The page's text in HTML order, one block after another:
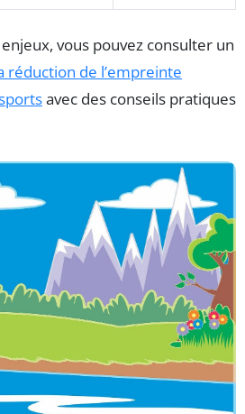
vous pouvez consulter un
réduction de l’empreinte
avec des conseils pratiques